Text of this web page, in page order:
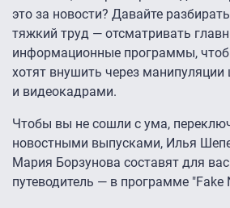
это за новости? Давайте
тяжкий труд — отсматривать
информационные программы,
хотят внушить через
и видеокадрами.
Чтобы вы не сошли с ума,
новостными выпусками, Илья
Мария Борзунова составят для
путеводитель — в программе